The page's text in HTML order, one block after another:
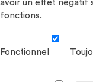
avoir un effet négatif
fonctions.
Fonctionnel